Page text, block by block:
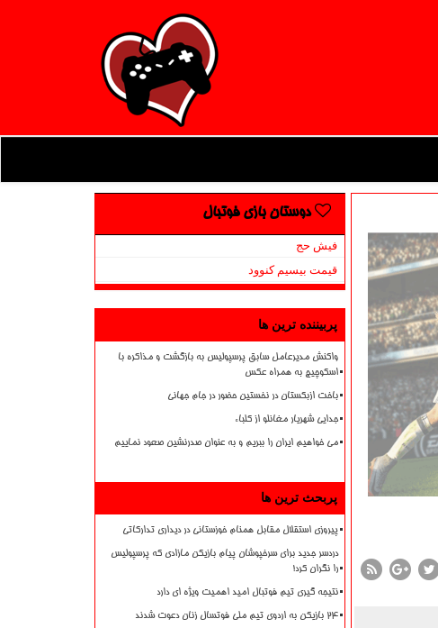
دوستان بازی فوتبال
فیش حج
قیمت بیسیم کنوود
پربیننده ترین ها
واکنش مدیرعامل سابق پرسپولیس به بازگشت و مذاکره با
اسکوچیچ به همراه عکس
باخت ازبکستان در نخستین حضور در جام جهانی
جدایی شهریار مغانلو از کلباء
می خواهیم ایران را ببریم و به عنوان صدرنشین صعود نماییم
پربحث ترین ها
پیروزی استقلال مقابل همنام خوزستانی در دیداری تدارکاتی
دردسر جدید برای سرخپوشان پیام بازیکن مازادی که پرسپولیس
را نگران کرد!
نتیجه گیری تیم فوتبال امید اهمیت ویژه ای دارد
۲۴ بازیکن به اردوی تیم ملی فوتسال زنان دعوت شدند